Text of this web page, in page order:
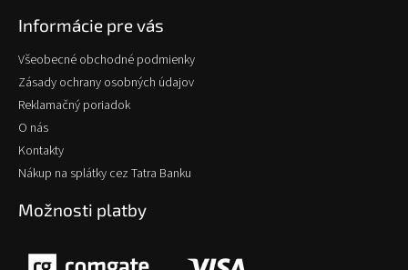
Informácie pre vás
Všeobecné obchodné podmienky
Zásady ochrany osobných údajov
Reklamačný poriadok
O nás
Kontakty
Nákup na splátky cez Tatra Banku
Možnosti platby